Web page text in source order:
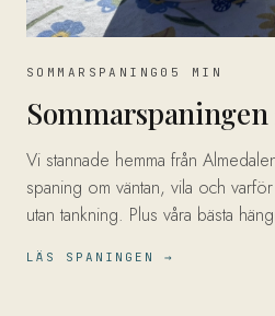
SOMMARSPANING 05 MIN
Sommarspaningen
Vi stannade hemma från
spaning om väntan, vila och
utan tankning. Plus våra bästa
LÄS SPANINGEN →